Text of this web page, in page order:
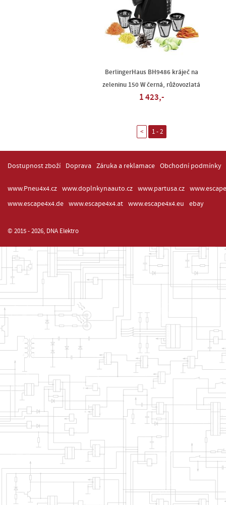
BerlingerHaus BH9486 kráječ na
zeleninu 150 W černá, růžovozlatá
1 423,-
< 1 - 2
Dostupnost zboží Doprava Záruka a reklamace Obchodní podmínky
www.Pneu4x4.cz www.doplnkynaauto.cz www.partusa.cz
www.escape4x4.de
www.escape4x4.at www.escape4x4.eu ebay
© 2015 - 2026, DNA Elektro